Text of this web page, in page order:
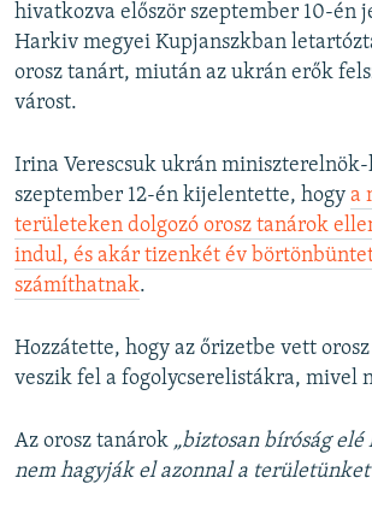
hivatkozva először szeptember 10-én
Harkiv megyei Kupjanszkban
orosz tanárt, miután az ukrán erők
várost.
Irina Verescsuk ukrán
szeptember 12-én kijelentette, hogy a
területeken dolgozó orosz tanárok
indul, és akár tizenkét év
számíthatnak.
Hozzátette, hogy az őrizetbe vett
veszik fel a fogolycserelistákra, mivel
Az orosz tanárok „biztosan bíróság
nem hagyják el azonnal a